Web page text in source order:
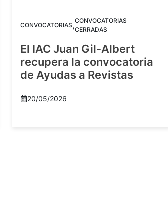
CONVOCATORIAS,CONVOCATORIAS
CERRADAS
El IAC Juan Gil-Albert
recupera la convocatoria
de Ayudas a Revistas
20/05/2026